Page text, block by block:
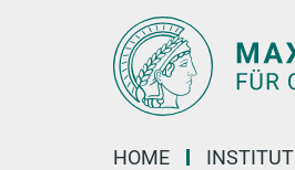
HOME INSTITUT